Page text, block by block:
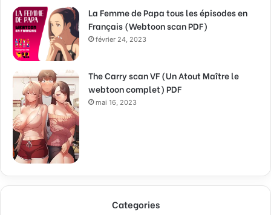
La Femme de Papa tous les épisodes en
Français (Webtoon scan PDF)
février 24, 2023
The Carry scan VF (Un Atout Maître le
webtoon complet) PDF
mai 16, 2023
Categories